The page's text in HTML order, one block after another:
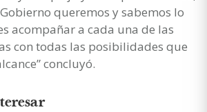
queremos y sabemos lo
acompañar a cada una de las
con todas las posibilidades que
concluyó.